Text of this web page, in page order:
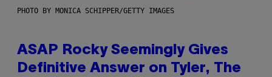
PHOTO BY MONICA SCHIPPER/GETTY IMAGES
ASAP Rocky Seemingly Gives
Definitive Answer on Tyler, The